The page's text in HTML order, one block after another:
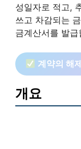
성일자로 적고,
쓰고 차감되는
금계산서를 발급
계약의 해
개요